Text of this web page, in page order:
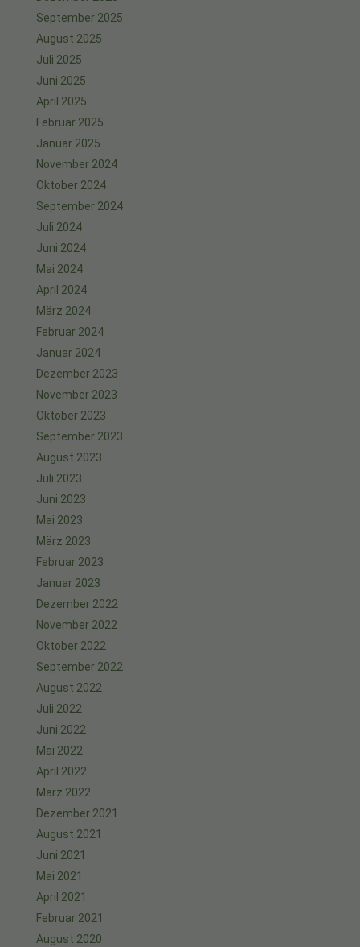
September 2025
August 2025
Juli 2025
Juni 2025
April 2025
Februar 2025
Januar 2025
November 2024
Oktober 2024
September 2024
Juli 2024
Juni 2024
Mai 2024
April 2024
März 2024
Februar 2024
Januar 2024
Dezember 2023
November 2023
Oktober 2023
September 2023
August 2023
Juli 2023
Juni 2023
Mai 2023
März 2023
Februar 2023
Januar 2023
Dezember 2022
November 2022
Oktober 2022
September 2022
August 2022
Juli 2022
Juni 2022
Mai 2022
April 2022
März 2022
Dezember 2021
August 2021
Juni 2021
Mai 2021
April 2021
Februar 2021
August 2020